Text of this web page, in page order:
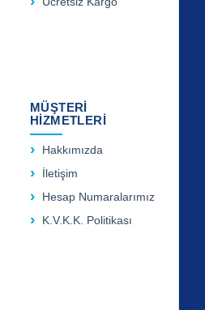
MÜŞTERİ
HİZMETLERİ
Hakkımızda
İletişim
Hesap Numaralarımız
K.V.K.K. Politikası